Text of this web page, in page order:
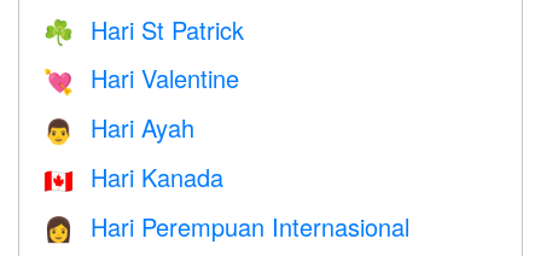
☘️ Hari St Patrick
💘 Hari Valentine
👨 Hari Ayah
🇨🇦 Hari Kanada
👩 Hari Perempuan Internasional